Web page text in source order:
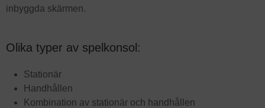
inbyggda skärmen.
Olika typer av spelkonsol:
Stationär
Handhållen
Kombination av stationär och handhållen